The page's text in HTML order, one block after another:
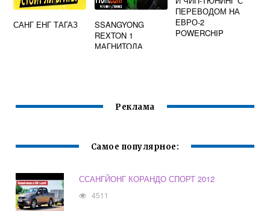
САНГ ЕНГ ТАГАЗ
SSANGYONG
REXTON 1
МАГНИТОЛА
ПЕРЕВОДОМ НА
ЕВРО-2
POWERCHIP
Реклама
Самое популярное:
ССАНГЙОНГ КОРАНДО СПОРТ 2012
4511